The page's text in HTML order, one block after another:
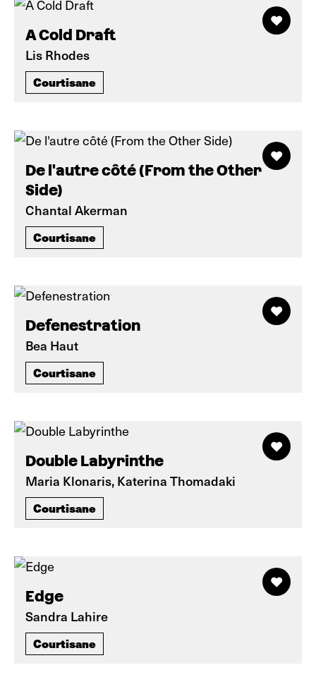
A Cold Draft
Lis Rhodes
Courtisane
De l'autre côté (From the Other
Side)
Chantal Akerman
Courtisane
Defenestration
Bea Haut
Courtisane
Double Labyrinthe
Maria Klonaris, Katerina Thomadaki
Courtisane
Edge
Sandra Lahire
Courtisane